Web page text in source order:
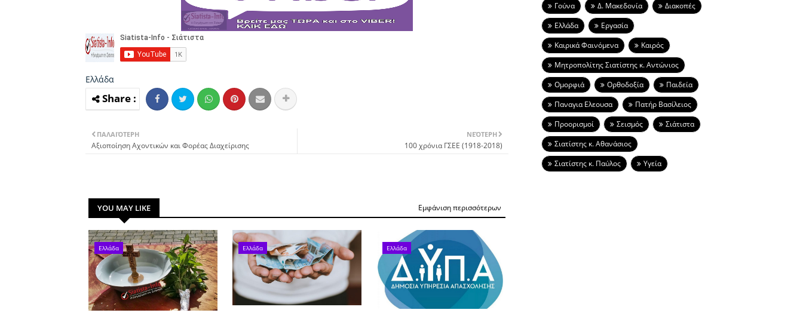
Ελλάδα
ΝΕΌΤΕΡΗ
100 χρόνια ΓΣΕΕ (1918-2018)
ΠΑΛΑΙΌΤΕΡΗ
Αξιοποίηση Αχοντικών και Φορέας Διαχείρισης
YOU MAY LIKE Εμφάνιση περισσότερων
Ελλάδα Ελλάδα Ελλάδα
Γούνα
Δ. Μακεδονία
Διακοπές
Ελλάδα
Εργασία
Καιρικά Φαινόμενα
Καιρός
Μητροπολίτης Σιατίστης κ. Αντώνιος
Ομορφιά
Ορθοδοξία
Παιδεία
Παναγια Ελεουσα
Πατήρ Βασίλειος
Προορισμοί
Σεισμός
Σιάτιστα
Σιατίστης κ. Αθανάσιος
Σιατίστης κ. Παύλος
Υγεία